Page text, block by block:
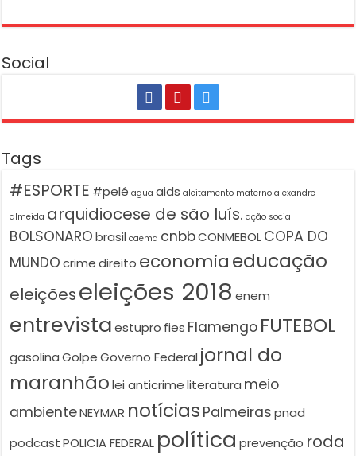
Social
Tags
#ESPORTE #pelé agua aids aleitamento materno alexandre
almeida arquidiocese de são luís. ação social
BOLSONARO brasil caema cnbbCONMEBOLCOPA DO
MUNDO crime direito economiaeducação
eleiçõeseleições 2018 enem
entrevista estupro fies Flamengo FUTEBOL
gasolina Golpe Governo Federal jornal do
maranhão lei anticrime literatura meio
ambienteNEYMAR notícias Palmeiras pnad
podcast POLICIA FEDERAL política prevenção roda